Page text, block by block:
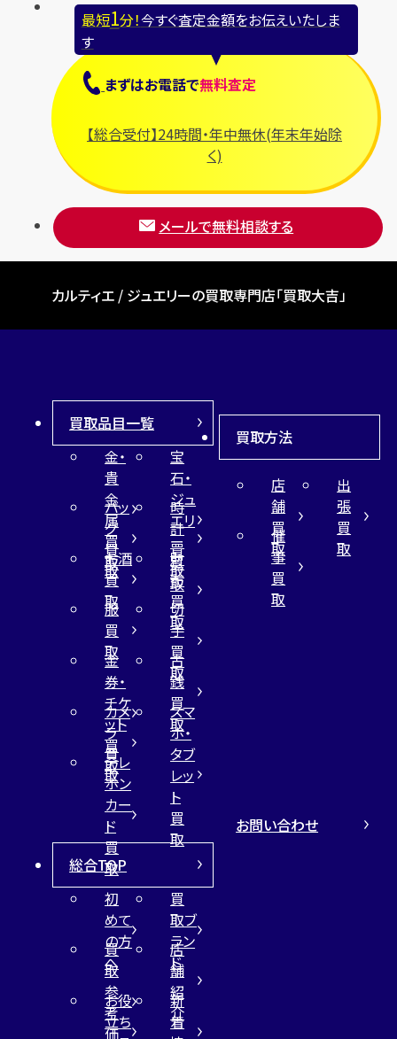
最短1分！今すぐ査定金額をお伝えいたしま
す
まずはお電話で無料査定
【総合受付】24時間・年中無休(年末年始除
く)
メールで無料相談する
カルティエ / ジュエリーの買取専門店「買取大吉」
買取品目一覧
金・
貴
金
属
買
取
宝
石・
ジュ
エリ
ー
買
取
バッ
グ
買
取
時
計
買
取
お酒
買
取
財
布
買
取
服
買
取
切
手
買
取
金
券・
チケ
ット
買
取
古
銭
買
取
カメ
ラ
買
取
スマ
ホ・
タブ
レッ
ト
買
取
テレ
ホン
カー
ド
買
取
買取方法
店
舗
買
取
出
張
買
取
催
事
買
取
総合TOP
初
めて
の方
へ
買
取ブ
ラン
ド
買
取
参
考
価
店
舗
紹
介
お役
立ち
新
着
お問い合わせ